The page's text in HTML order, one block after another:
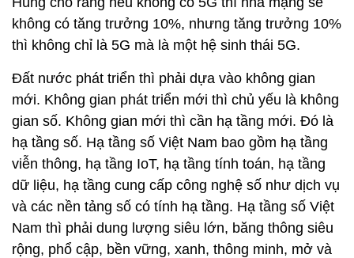
không có tăng trưởng 10%, nhưng tăng trưởng 10%
thì không chỉ là 5G mà là một hệ sinh thái 5G.
Đất nước phát triển thì phải dựa vào không gian
mới. Không gian phát triển mới thì chủ yếu là không
gian số. Không gian mới thì cần hạ tầng mới. Đó là
hạ tầng số. Hạ tầng số Việt Nam bao gồm hạ tầng
viễn thông, hạ tầng IoT, hạ tầng tính toán, hạ tầng
dữ liệu, hạ tầng cung cấp công nghệ số như dịch vụ
và các nền tảng số có tính hạ tầng. Hạ tầng số Việt
Nam thì phải dung lượng siêu lớn, băng thông siêu
rộng, phổ cập, bền vững, xanh, thông minh, mở và